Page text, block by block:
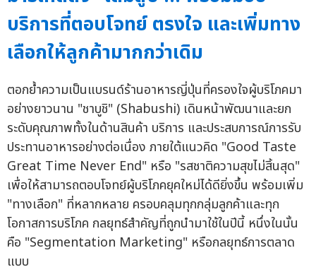
บริการที่ตอบโจทย์ ตรงใจ และเพิ่มทาง
เลือกให้ลูกค้ามากกว่าเดิม
ตอกย้ำความเป็นแบรนด์ร้านอาหารญี่ปุ่นที่ครองใจผู้บริโภคมา
อย่างยาวนาน "ชาบูชิ" (Shabushi) เดินหน้าพัฒนาและยก
ระดับคุณภาพทั้งในด้านสินค้า บริการ และประสบการณ์การรับ
ประทานอาหารอย่างต่อเนื่อง ภายใต้แนวคิด "Good Taste
Great Time Never End" หรือ "รสชาติความสุขไม่สิ้นสุด"
เพื่อให้สามารถตอบโจทย์ผู้บริโภคยุคใหม่ได้ดียิ่งขึ้น พร้อมเพิ่ม
"ทางเลือก" ที่หลากหลาย ครอบคลุมทุกกลุ่มลูกค้าและทุก
โอกาสการบริโภค กลยุทธ์สำคัญที่ถูกนำมาใช้ในปีนี้ หนึ่งในนั้น
คือ "Segmentation Marketing" หรือกลยุทธ์การตลาด
แบบ